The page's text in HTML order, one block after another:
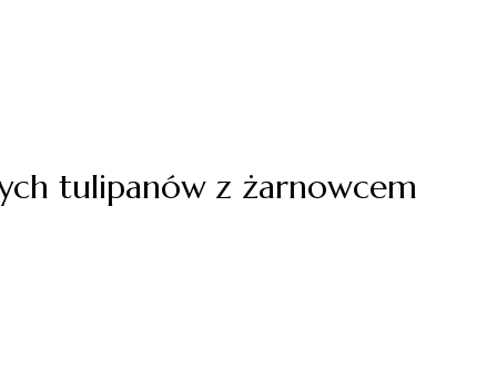
tulipanów z żarnowcem